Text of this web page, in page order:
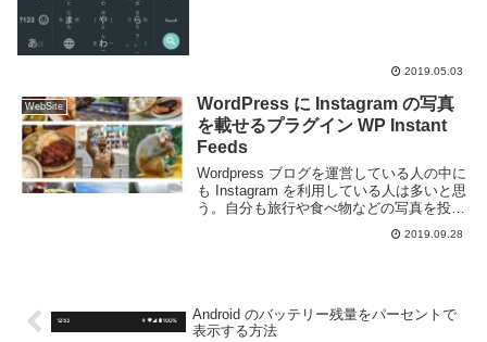
2019.05.03
WebSite
WordPress に Instagram の写真
を載せるプラグイン WP Instant
Feeds
Wordpress ブログを運営している人の中に
も Instagram を利用している人は多いと思
う。自分も旅行や食べ物などの写真を投稿
する事が多い。せっかく投稿するならその
写真も Wordpress に載せたいところだ。
2019.09.28
Android のバッテリー残量をパーセントで
表示する方法